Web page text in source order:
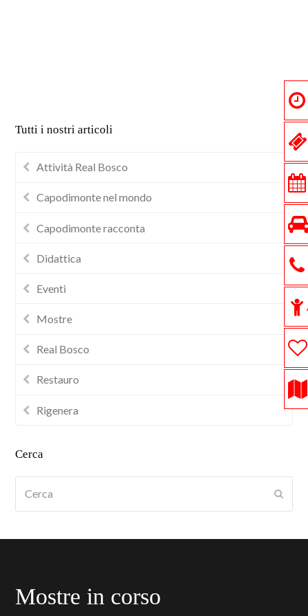
Tutti i nostri articoli
Attività Real Bosco
Capodimonte nel mondo
Capodimonte racconta
Didattica
Eventi
Mostre
Real Bosco
Restauro
Rigenera
Cerca
Mostre in corso